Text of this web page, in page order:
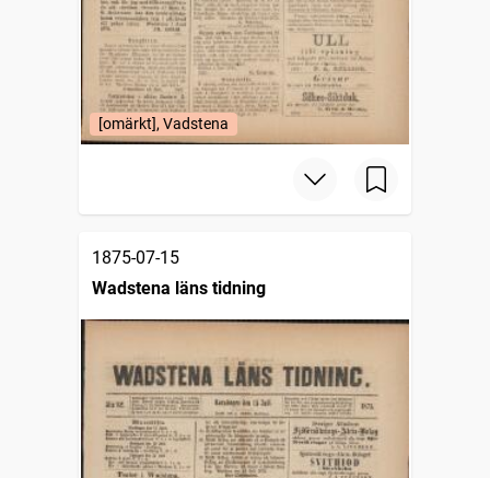
[omärkt], Vadstena
1875-07-15
Wadstena läns tidning